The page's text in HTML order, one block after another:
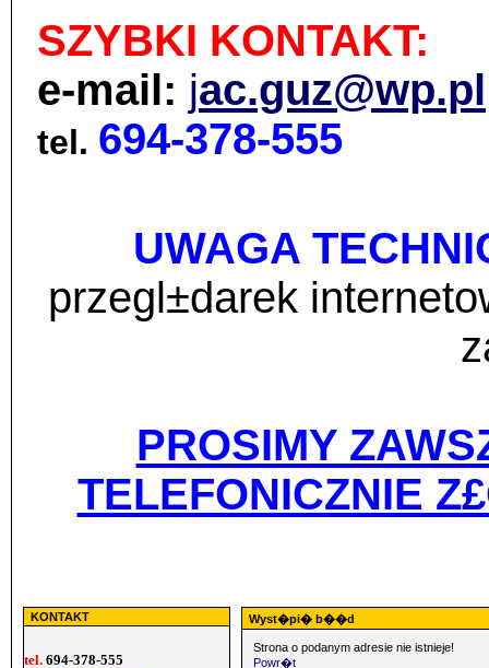
SZYBKI KONTAKT:
e-mail: jac.guz@wp.pl
tel. 694-378-555
UWAGA
przegl±darek
PROSIMY
TELEFONICZNIE
KONTAKT
tel. 694-378-555
Wyst�pi� b��d
Strona o podanym adresie nie istnieje!
Powr�t